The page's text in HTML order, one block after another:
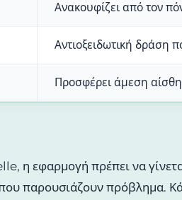
Ανακουφίζει από τον
Αντιοξειδωτική δράση
Προσφέρει άμεση
η εφαρμογή πρέπει να
παρουσιάζουν πρόβλημα.